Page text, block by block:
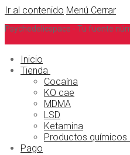
Ir al contenido Menú Cerrar
Psychedelicspace - Tu fuente
Inicio
Tienda
Cocaína
KO cae
MDMA
LSD
Ketamina
Productos químicos
Pago